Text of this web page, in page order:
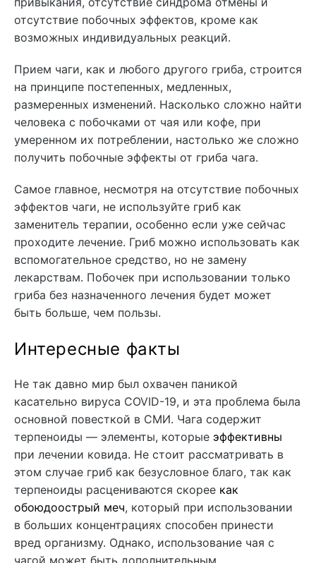
отсутствие побочных эффектов, кроме как
возможных индивидуальных реакций.
Прием чаги, как и любого другого гриба, строится
на принципе постепенных, медленных,
размеренных изменений. Насколько сложно найти
человека с побочками от чая или кофе, при
умеренном их потреблении, настолько же сложно
получить побочные эффекты от гриба чага.
Самое главное, несмотря на отсутствие побочных
эффектов чаги, не используйте гриб как
заменитель терапии, особенно если уже сейчас
проходите лечение. Гриб можно использовать как
вспомогательное средство, но не замену
лекарствам. Побочек при использовании только
гриба без назначенного лечения будет может
быть больше, чем пользы.
Интересные факты
Не так давно мир был охвачен паникой
касательно вируса COVID-19, и эта проблема была
основной повесткой в СМИ. Чага содержит
терпеноиды — элементы, которые эффективны
при лечении ковида. Не стоит рассматривать в
этом случае гриб как безусловное благо, так как
терпеноиды расцениваются скорее как
обоюдоострый меч, который при использовании
в больших концентрациях способен принести
вред организму. Однако, использование чая с